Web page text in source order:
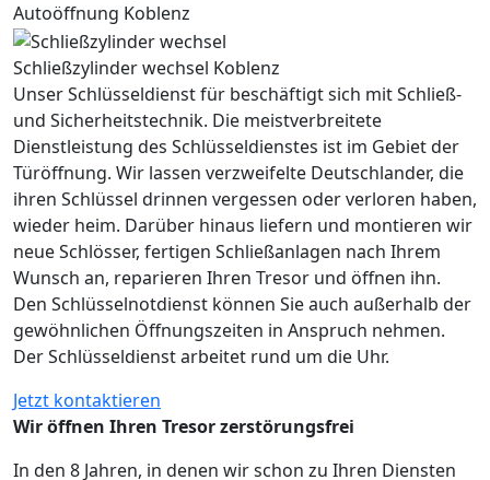
Autoöffnung Koblenz
Schließzylinder wechsel Koblenz
Unser Schlüsseldienst für beschäftigt sich mit Schließ-
und Sicherheitstechnik. Die meistverbreitete
Dienstleistung des Schlüsseldienstes ist im Gebiet der
Türöffnung. Wir lassen verzweifelte Deutschlander, die
ihren Schlüssel drinnen vergessen oder verloren haben,
wieder heim. Darüber hinaus liefern und montieren wir
neue Schlösser, fertigen Schließanlagen nach Ihrem
Wunsch an, reparieren Ihren Tresor und öffnen ihn.
Den Schlüsselnotdienst können Sie auch außerhalb der
gewöhnlichen Öffnungszeiten in Anspruch nehmen.
Der Schlüsseldienst arbeitet rund um die Uhr.
Jetzt kontaktieren
Wir öffnen Ihren Tresor zerstörungsfrei
In den 8 Jahren, in denen wir schon zu Ihren Diensten